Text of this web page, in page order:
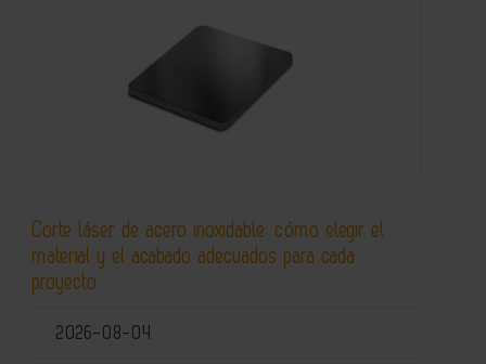
Corte láser de acero inoxidable: cómo elegir el
material y el acabado adecuados para cada
proyecto
2026-08-04